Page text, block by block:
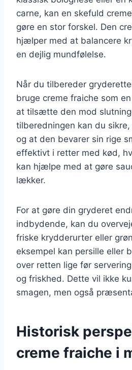
carne, kan en skefuld
gøre en stor forskel. Den
hjælper med at balancere
en dejlig mundfølelse.
Når du tilbereder
bruge creme fraiche som
at tilsætte den mod
tilberedningen kan du
og at den bevarer sin rige
effektivt i retter med kød,
kan hjælpe med at gøre
lækker.
For at gøre din gryderet
indbydende, kan du
friske krydderurter eller
eksempel kan persille eller
over retten lige før
og friskhed. Dette vil ikke
smagen, men også
Historisk
creme fraiche i